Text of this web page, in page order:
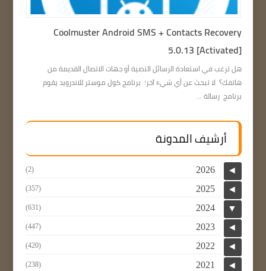
Coolmuster Android SMS + Contacts Recovery
5.0.13 [Activated]
هل ترغب في استعادة الرسائل النصية أو جهات الاتصال القديمة من
هاتفك؟ لا تبحث عن أي شيء آخر؛ برنامج كول موستر للاندرويد يقوم
برنامج رسالة ...
أرشيف المدونة
◄
2026
(2)
◄
2025
(357)
▼
2024
(631)
◄
2023
(447)
◄
2022
(420)
◄
2021
(238)